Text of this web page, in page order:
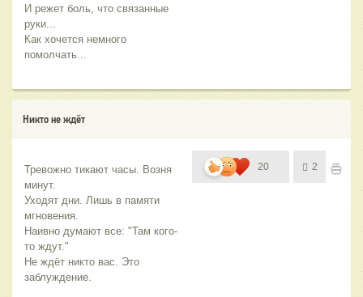
И режет боль, что связанные
руки...
Как хочется немного
помолчать...
Никто не ждёт
Тревожно тикают часы. Возня
минут.
Уходят дни. Лишь в памяти
мгновения.
Наивно думают все: "Там кого-
то ждут."
Не ждёт никто вас. Это
заблуждение.
20 2